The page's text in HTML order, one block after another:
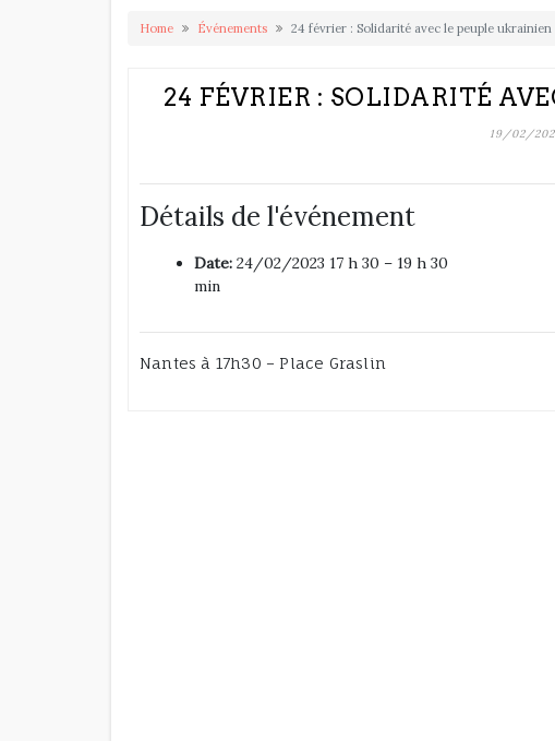
Home Événements 24 février : Solidarité avec le peuple ukrainien
24 FÉVRIER : SOLIDARITÉ
19/02/
Détails de l'événement
Date: 24/02/2023 17 h 30 – 19 h 30
min
Nantes à 17h30 – Place Graslin